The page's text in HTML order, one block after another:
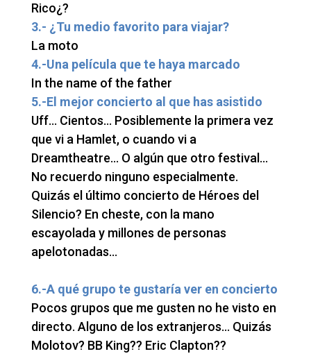
Rico¿?
3.- ¿Tu medio favorito para viajar?
La moto
4.-Una película que te haya marcado
In the name of the father
5.-El mejor concierto al que has asistido
Uff… Cientos… Posiblemente la primera vez
que vi a Hamlet, o cuando vi a
Dreamtheatre… O algún que otro festival…
No recuerdo ninguno especialmente.
Quizás el último concierto de Héroes del
Silencio? En cheste, con la mano
escayolada y millones de personas
apelotonadas…
6.-A qué grupo te gustaría ver en concierto
Pocos grupos que me gusten no he visto en
directo. Alguno de los extranjeros… Quizás
Molotov? BB King?? Eric Clapton??